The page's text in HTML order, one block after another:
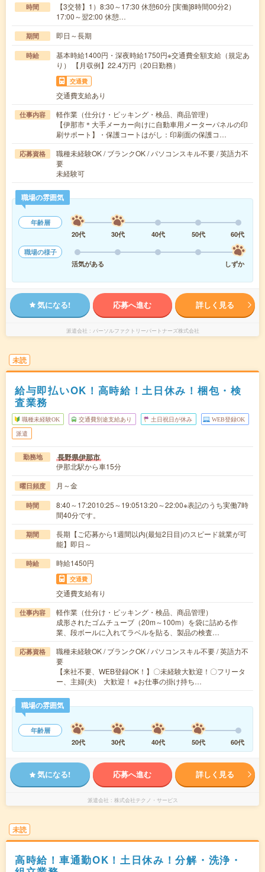
時間
【3交替】1）8:30～17:30 休憩60分 [実働]8時間00分2）
17:00～翌2:00 休憩…
期間 即日～長期
時給
基本時給1400円・深夜時給1750円※交通費全額支給（規定あ
り） 【月収例】22.4万円（20日勤務）
交通費
交通費支給あり
仕事内容
軽作業（仕分け・ピッキング・検品、商品管理）
【伊那市＊大手メーカー向けに自動車用メーターパネルの印
刷サポート】・保護コートはがし：印刷面の保護コ…
応募資格
職種未経験OK / ブランクOK / パソコンスキル不要 / 英語力不
要
未経験可
職場の雰囲気
年齢層
20代
30代 40代 50代
60代
職場の様子
活気がある
しずか
気になる! 応募へ進む 詳しく見る
派遣会社 パーソルファクトリーパートナーズ株式会社
未読
給与即払いOK！高時給！土日休み！梱包・検
査業務
職種未経験OK 交通費別途支給あり 土日祝日が休み WEB登録OK
派遣
勤務地 長野県伊那市
伊那北駅から車15分
曜日頻度 月～金
時間
8:40～17:2010:25～19:0513:20～22:00※表記のうち実働7時
間40分です。
期間
長期【ご応募から1週間以内(最短2日目)のスピード就業が可
能】即日～
時給 時給1450円
交通費
交通費支給有り
仕事内容
軽作業（仕分け・ピッキング・検品、商品管理）
成形されたゴムチューブ（20m～100m）を袋に詰める作
業、段ボールに入れてラベルを貼る、製品の検査…
応募資格
職種未経験OK / ブランクOK / パソコンスキル不要 / 英語力不
要
【来社不要、WEB登録OK！】〇未経験大歓迎！〇フリータ
ー、主婦(夫) 大歓迎！ ※お仕事の掛け持ち…
職場の雰囲気
年齢層
20代
30代 40代 50代 60代
気になる! 応募へ進む 詳しく見る
派遣会社 株式会社テクノ・サービス
未読
高時給！車通勤OK！土日休み！分解・洗浄・